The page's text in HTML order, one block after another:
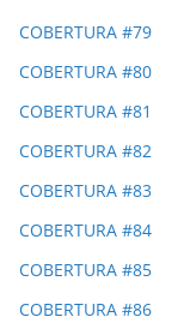
COBERTURA #79
COBERTURA #80
COBERTURA #81
COBERTURA #82
COBERTURA #83
COBERTURA #84
COBERTURA #85
COBERTURA #86